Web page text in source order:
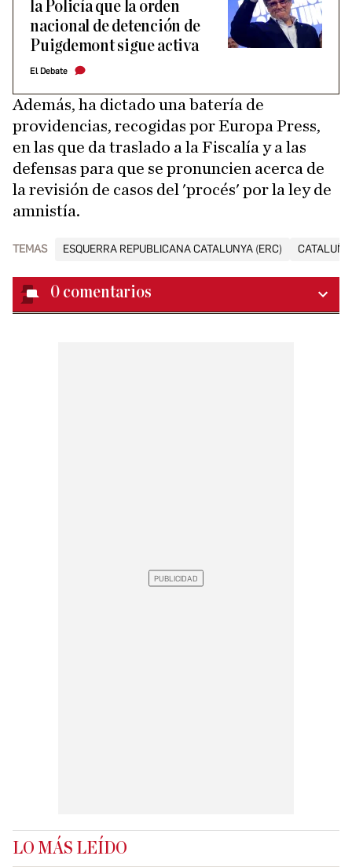
la Policía que la orden
nacional de detención de
Puigdemont sigue activa
El Debate
Además, ha dictado una batería de
providencias, recogidas por Europa Press,
en las que da traslado a la Fiscalía y a las
defensas para que se pronuncien acerca de
la revisión de casos del 'procés' por la ley de
amnistía.
TEMAS ESQUERRA REPUBLICANA CATALUNYA (ERC) CATALUÑA
0 comentarios
LO MÁS LEÍDO